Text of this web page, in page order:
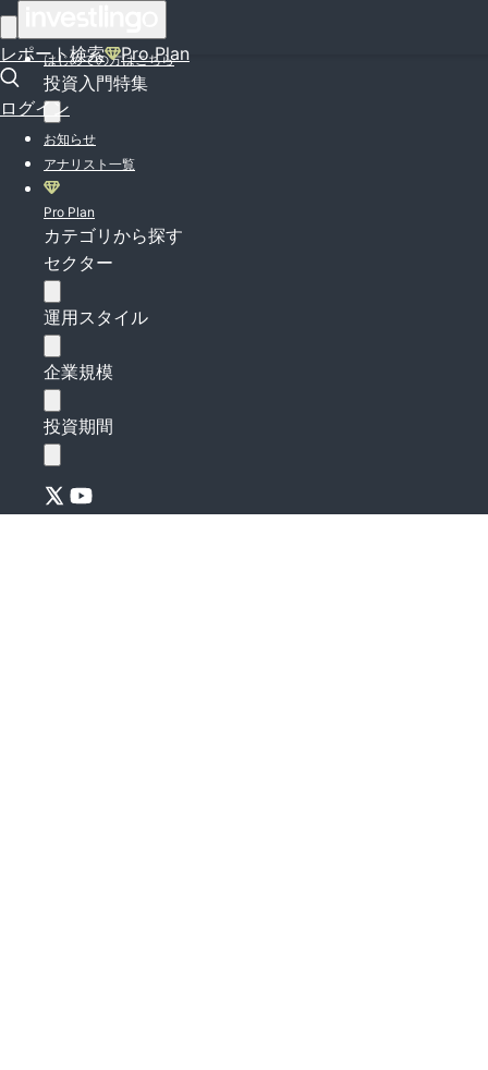
レポート検索 Pro Plan
ログイン
はじめての方はこちら
投資入門特集
お知らせ
アナリスト一覧
Pro Plan
カテゴリから探す
セクター
運用スタイル
企業規模
投資期間